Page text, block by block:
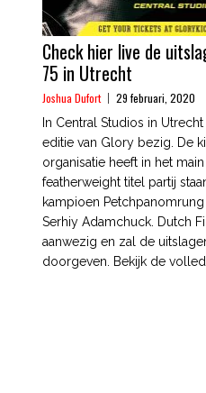
Check hier live de
75 in Utrecht
Joshua Dufort 29 februari, 2020
In Central Studios in
editie van Glory bezig. De
organisatie heeft in het
featherweight titel partij
kampioen Petchpanomrung
Serhiy Adamchuck. Dutch
aanwezig en zal de
doorgeven. Bekijk de